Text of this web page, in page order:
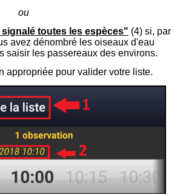
ou
signalé toutes les espèces" (4) si, par
avez dénombré les oiseaux d'eau
saisir les passereaux des environs.
appropriée pour valider votre liste.